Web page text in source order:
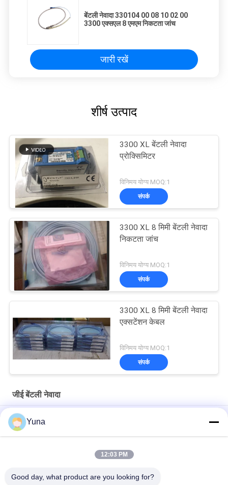
बेंटली नेवादा 330104 00 08 10 02 00
3300 एक्सएल 8 एमएम निकटता जांच
जारी रखें
शीर्ष उत्पाद
3300 XL बेंटली नेवादा
प्रोक्सिमिटर
विनिमय योग्य MOQ:1
संपर्क
3300 XL 8 मिमी बेंटली नेवादा
निकटता जांच
विनिमय योग्य MOQ:1
संपर्क
3300 XL 8 मिमी बेंटली नेवादा
एक्सटेंशन केबल
विनिमय योग्य MOQ:1
संपर्क
जीई बेंटली नेवादा
11Mm 3300XL जीई बेंटली नेवादा रिवर्स बेंटली नेवादा जांच
50 मिमी 3300XL बेंटली नेवादा निकटता जांच 330709-000-050-10-02-00
8.0 मीटर 3300 XL 11Mm जीई बेंटली नेवादा कंपन जांच 330730-080-00-
Yuna
12:03 PM
Good day, what product are you looking for?